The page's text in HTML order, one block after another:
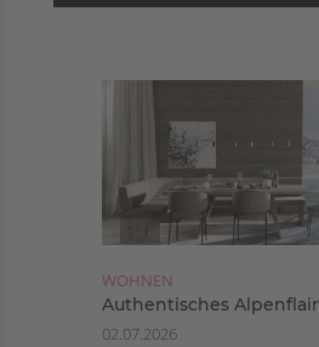
WOHNEN
Authentisches Alpenflair
02.07.2026